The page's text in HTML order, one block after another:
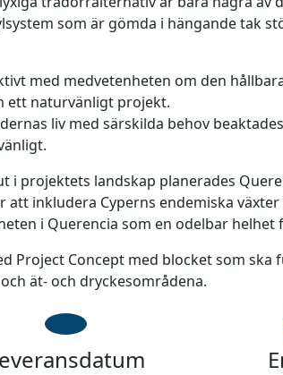
som är gömda i hängande tak
med medvetenheten om den
ett naturvänligt projekt.
liv med särskilda behov
projektets landskap planerades
inkludera Cyperns endemiska
i Querencia som en odelbar helhet
Project Concept med blocket som ska
ät- och dryckesområdena.